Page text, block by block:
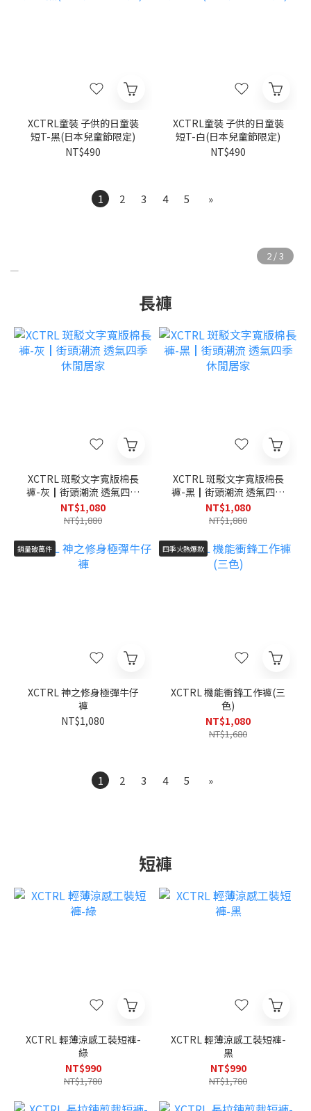
XCTRL童裝 子供的日童裝
短T-黑(日本兒童節限定)
NT$490
XCTRL童裝 子供的日童裝
短T-白(日本兒童節限定)
NT$490
1 2 3 4 5 »
長褲
XCTRL 斑駁文字寬版棉長
褲-灰┃街頭潮流 透氣四季
休閒居家
NT$1,080
NT$1,880
XCTRL 斑駁文字寬版棉長
褲-黑┃街頭潮流 透氣四季
休閒居家
NT$1,080
NT$1,880
銷量破萬件
XCTRL 神之修身極彈牛仔
褲
NT$1,080
四季火熱爆款
XCTRL 機能衝鋒工作褲(三
色)
NT$1,080
NT$1,680
1 2 3 4 5 »
短褲
XCTRL 輕薄涼感工裝短褲-
綠
NT$990
NT$1,780
XCTRL 輕薄涼感工裝短褲-
黑
NT$990
NT$1,780